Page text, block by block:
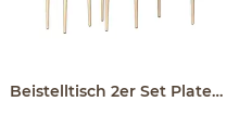
Beistelltisch 2er Set Plateau